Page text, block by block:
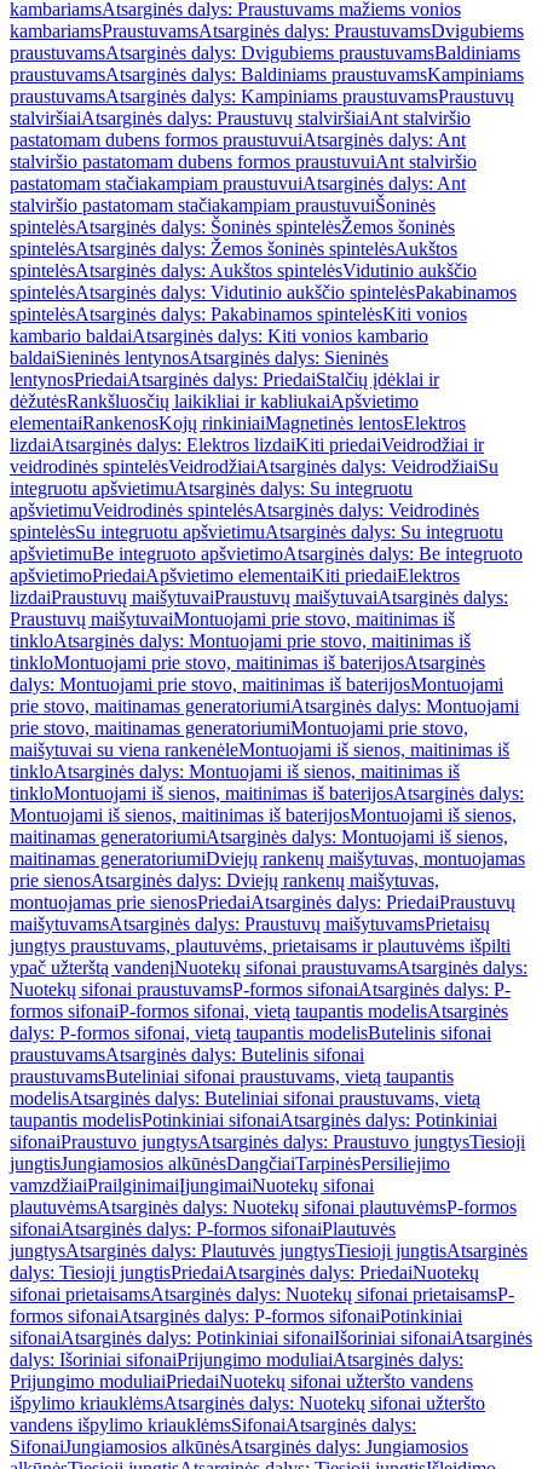
kambariamsAtsarginės dalys: Praustuvams mažiems vonios
kambariamsPraustuvamsAtsarginės dalys: PraustuvamsDvigubiems
praustuvamsAtsarginės dalys: Dvigubiems praustuvamsBaldiniams
praustuvamsAtsarginės dalys: Baldiniams praustuvamsKampiniams
praustuvamsAtsarginės dalys: Kampiniams praustuvamsPraustuvų
stalviršiaiAtsarginės dalys: Praustuvų stalviršiaiAnt stalviršio
pastatomam dubens formos praustuvuiAtsarginės dalys: Ant
stalviršio pastatomam dubens formos praustuvuiAnt stalviršio
pastatomam stačiakampiam praustuvuiAtsarginės dalys: Ant
stalviršio pastatomam stačiakampiam praustuvuiŠoninės
spintelėsAtsarginės dalys: Šoninės spintelėsŽemos šoninės
spintelėsAtsarginės dalys: Žemos šoninės spintelėsAukštos
spintelėsAtsarginės dalys: Aukštos spintelėsVidutinio aukščio
spintelėsAtsarginės dalys: Vidutinio aukščio spintelėsPakabinamos
spintelėsAtsarginės dalys: Pakabinamos spintelėsKiti vonios
kambario baldaiAtsarginės dalys: Kiti vonios kambario
baldaiSieninės lentynosAtsarginės dalys: Sieninės
lentynosPriedaiAtsarginės dalys: PriedaiStalčių įdėklai ir
dėžutėsRankšluosčių laikikliai ir kabliukaiApšvietimo
elementaiRankenosKojų rinkiniaiMagnetinės lentosElektros
lizdaiAtsarginės dalys: Elektros lizdaiKiti priedaiVeidrodžiai ir
veidrodinės spintelėsVeidrodžiaiAtsarginės dalys: VeidrodžiaiSu
integruotu apšvietimuAtsarginės dalys: Su integruotu
apšvietimuVeidrodinės spintelėsAtsarginės dalys: Veidrodinės
spintelėsSu integruotu apšvietimuAtsarginės dalys: Su integruotu
apšvietimuBe integruoto apšvietimoAtsarginės dalys: Be integruoto
apšvietimoPriedaiApšvietimo elementaiKiti priedaiElektros
lizdaiPraustuvų maišytuvaiPraustuvų maišytuvaiAtsarginės dalys:
Praustuvų maišytuvaiMontuojami prie stovo, maitinimas iš
tinkloAtsarginės dalys: Montuojami prie stovo, maitinimas iš
tinkloMontuojami prie stovo, maitinimas iš baterijosAtsarginės
dalys: Montuojami prie stovo, maitinimas iš baterijosMontuojami
prie stovo, maitinamas generatoriumiAtsarginės dalys: Montuojami
prie stovo, maitinamas generatoriumiMontuojami prie stovo,
maišytuvai su viena rankenėleMontuojami iš sienos, maitinimas iš
tinkloAtsarginės dalys: Montuojami iš sienos, maitinimas iš
tinkloMontuojami iš sienos, maitinimas iš baterijosAtsarginės dalys:
Montuojami iš sienos, maitinimas iš baterijosMontuojami iš sienos,
maitinamas generatoriumiAtsarginės dalys: Montuojami iš sienos,
maitinamas generatoriumiDviejų rankenų maišytuvas, montuojamas
prie sienosAtsarginės dalys: Dviejų rankenų maišytuvas,
montuojamas prie sienosPriedaiAtsarginės dalys: PriedaiPraustuvų
maišytuvamsAtsarginės dalys: Praustuvų maišytuvamsPrietaisų
jungtys praustuvams, plautuvėms, prietaisams ir plautuvėms išpilti
ypač užterštą vandenįNuotekų sifonai praustuvamsAtsarginės dalys:
Nuotekų sifonai praustuvamsP-formos sifonaiAtsarginės dalys: P-
formos sifonaiP-formos sifonai, vietą taupantis modelisAtsarginės
dalys: P-formos sifonai, vietą taupantis modelisButelinis sifonai
praustuvamsAtsarginės dalys: Butelinis sifonai
praustuvamsButeliniai sifonai praustuvams, vietą taupantis
modelisAtsarginės dalys: Buteliniai sifonai praustuvams, vietą
taupantis modelisPotinkiniai sifonaiAtsarginės dalys: Potinkiniai
sifonaiPraustuvo jungtysAtsarginės dalys: Praustuvo jungtysTiesioji
jungtisJungiamosios alkūnėsDangčiaiTarpinėsPersiliejimo
vamzdžiaiPrailginimaiĮjungimaiNuotekų sifonai
plautuvėmsAtsarginės dalys: Nuotekų sifonai plautuvėmsP-formos
sifonaiAtsarginės dalys: P-formos sifonaiPlautuvės
jungtysAtsarginės dalys: Plautuvės jungtysTiesioji jungtisAtsarginės
dalys: Tiesioji jungtisPriedaiAtsarginės dalys: PriedaiNuotekų
sifonai prietaisamsAtsarginės dalys: Nuotekų sifonai prietaisamsP-
formos sifonaiAtsarginės dalys: P-formos sifonaiPotinkiniai
sifonaiAtsarginės dalys: Potinkiniai sifonaiIšoriniai sifonaiAtsarginės
dalys: Išoriniai sifonaiPrijungimo moduliaiAtsarginės dalys:
Prijungimo moduliaiPriedaiNuotekų sifonai užteršto vandens
išpylimo kriauklėmsAtsarginės dalys: Nuotekų sifonai užteršto
vandens išpylimo kriauklėmsSifonaiAtsarginės dalys:
SifonaiJungiamosios alkūnėsAtsarginės dalys: Jungiamosios